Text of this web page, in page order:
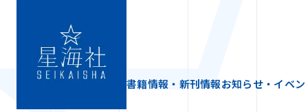
書籍情報・新刊情報お知らせ・イベン